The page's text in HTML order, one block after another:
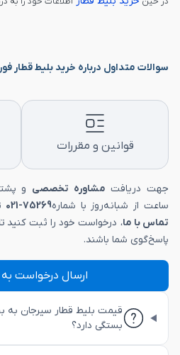
سوالات متداول درباره خرید بلیط قطار
قوانین و مقررات
جهت دریافت مشاوره تخصصی و
ساعت از شبانه‌روز با شماره75269-021
تماس با ما، درخواست خود را ثبت کنید
پاسخ‌گوی شما باشند.
ارسال درخواست
قیمت بلیط قطار سیرجان به
بستگی دارد؟